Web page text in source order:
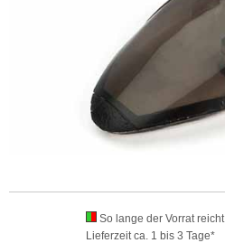
So lange der Vorrat reicht
Lieferzeit ca. 1 bis 3 Tage*